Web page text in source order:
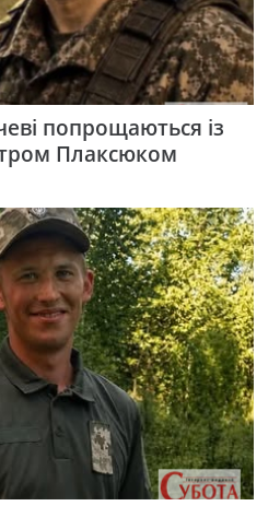
попрощаються із
Плаксюком